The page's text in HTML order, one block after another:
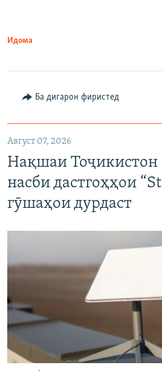
Идома
Ба дигарон фиристед
Август 07, 2026
Нақшаи Тоҷикистон
насби дастгоҳҳои
гӯшаҳои дурдаст